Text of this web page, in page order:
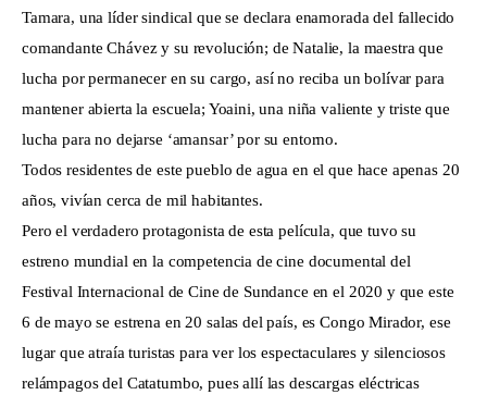
Tamara, una líder sindical que se declara enamorada del fallecido
comandante Chávez y su revolución; de Natalie, la maestra que
lucha por permanecer en su cargo, así no reciba un bolívar para
mantener abierta la escuela; Yoaini, una niña valiente y triste que
lucha para no dejarse ‘amansar’ por su entorno.
Todos residentes de este pueblo de agua en el que hace apenas 20
años, vivían cerca de mil habitantes.
Pero el verdadero protagonista de esta película, que tuvo su
estreno mundial en la competencia de cine documental del
Festival Internacional de Cine de Sundance en el 2020 y que este
6 de mayo se estrena en 20 salas del país, es Congo Mirador, ese
lugar que atraía turistas para ver los espectaculares y silenciosos
relámpagos del Catatumbo, pues allí las descargas eléctricas